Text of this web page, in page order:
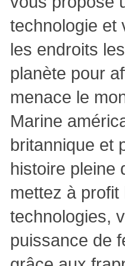
technologie et
les endroits
planète pour
menace le
Marine
britannique et
histoire pleine
mettez à
technologies,
puissance de